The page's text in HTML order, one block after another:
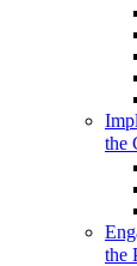
the
the